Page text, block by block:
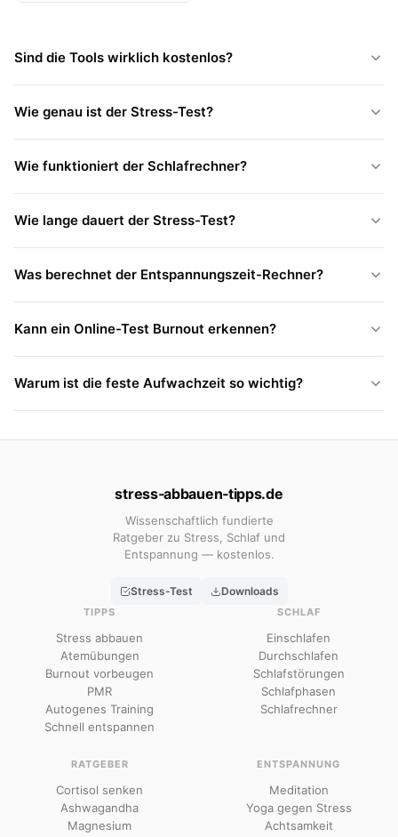
Sind die Tools wirklich kostenlos?
Wie genau ist der Stress-Test?
Wie funktioniert der Schlafrechner?
Wie lange dauert der Stress-Test?
Was berechnet der Entspannungszeit-Rechner?
Kann ein Online-Test Burnout erkennen?
Warum ist die feste Aufwachzeit so wichtig?
stress‑abbauen‑tipps.de
Wissenschaftlich fundierte
Ratgeber zu Stress, Schlaf und
Entspannung — kostenlos.
Stress-Test Downloads
TIPPS
Stress abbauen
Atemübungen
Burnout vorbeugen
PMR
Autogenes Training
Schnell entspannen
SCHLAF
Einschlafen
Durchschlafen
Schlafstörungen
Schlafphasen
Schlafrechner
RATGEBER
Cortisol senken
Ashwagandha
Magnesium
ENTSPANNUNG
Meditation
Yoga gegen Stress
Achtsamkeit